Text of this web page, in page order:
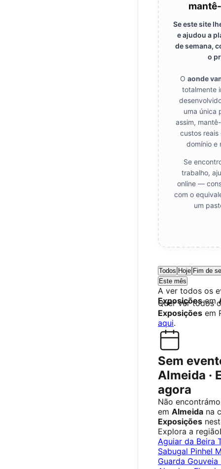
Se este site
e ajudou a
de semana,
o
O aonde
totalmente
uma única
assim,
custos reais
domínio e
Se
trabalho,
online —
com o
um
Todos Hoje Fim de
Este mês
A ver todos os
Exposiçõesem
Quer ver todos
Exposições em
aqui.
Sem
Almeida ·
agora
Não
em Almeida na
Exposições
Explora a região
Aguiar da Beira
Sabugal Pinhel
Guarda Gouveia